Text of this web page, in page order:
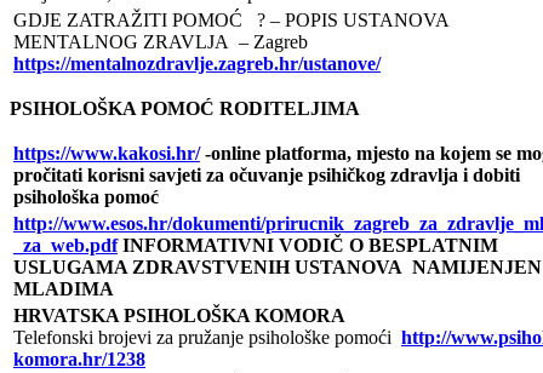
GDJE ZATRAŽITI POMOĆ ? – POPIS USTANOVA
MENTALNOG ZRAVLJA – Zagreb
https://mentalnozdravlje.zagreb.hr/ustanove/
PSIHOLOŠKA POMOĆ RODITELJIMA
https://www.kakosi.hr/ -online platforma, mjesto na kojem se
pročitati korisni savjeti za očuvanje psihičkog zdravlja i dobiti
psihološka pomoć
http://www.esos.hr/dokumenti/
_za_web.pdf INFORMATIVNI VODIČ O BESPLATNIM
USLUGAMA ZDRAVSTVENIH USTANOVA NAMIJENJEN
MLADIMA
HRVATSKA PSIHOLOŠKA KOMORA
Telefonski brojevi za pružanje psihološke pomoći http://
komora.hr/1238